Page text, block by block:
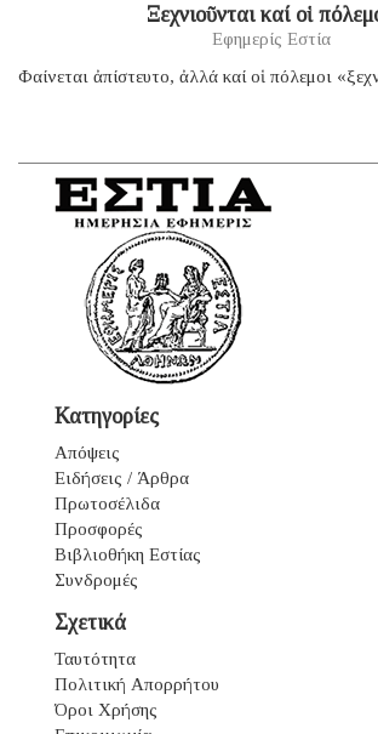
Ξεχνιοῦνται καί οἱ
Εφημερίς Εστία
Φαίνεται ἀπίστευτο, ἀλλά καί οἱ πόλεμοι
Κατηγορίες
Απόψεις
Ειδήσεις / Άρθρα
Πρωτοσέλιδα
Προσφορές
Βιβλιοθήκη Εστίας
Συνδρομές
Σχετικά
Ταυτότητα
Πολιτική Απορρήτου
Όροι Χρήσης